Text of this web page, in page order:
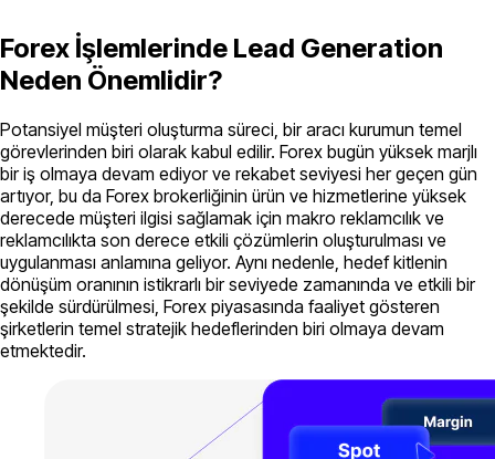
Forex İşlemlerinde Lead Generation
Neden Önemlidir?
Potansiyel müşteri oluşturma süreci, bir aracı kurumun temel
görevlerinden biri olarak kabul edilir. Forex bugün yüksek marjlı
bir iş olmaya devam ediyor ve rekabet seviyesi her geçen gün
artıyor, bu da Forex brokerliğinin ürün ve hizmetlerine yüksek
derecede müşteri ilgisi sağlamak için makro reklamcılık ve
reklamcılıkta son derece etkili çözümlerin oluşturulması ve
uygulanması anlamına geliyor. Aynı nedenle, hedef kitlenin
dönüşüm oranının istikrarlı bir seviyede zamanında ve etkili bir
şekilde sürdürülmesi, Forex piyasasında faaliyet gösteren
şirketlerin temel stratejik hedeflerinden biri olmaya devam
etmektedir.